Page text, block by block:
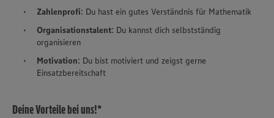
Zahlenprofi: Du hast ein gutes Verständnis für Mathematik
Organisationstalent: Du kannst dich selbstständig
organisieren
Motivation: Du bist motiviert und zeigst gerne
Einsatzbereitschaft
Deine Vorteile bei uns!*